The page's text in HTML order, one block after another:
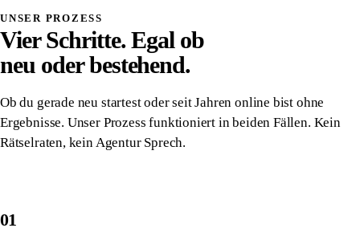
UNSER PROZESS
Vier Schritte. Egal ob
neu oder bestehend.
Ob du gerade neu startest oder seit Jahren online bist ohne
Ergebnisse. Unser Prozess funktioniert in beiden Fällen. Kein
Rätselraten, kein Agentur Sprech.
01